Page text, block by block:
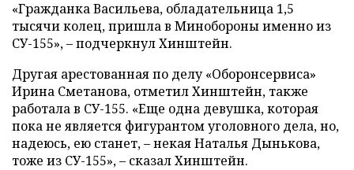
«Гражданка Васильева, обладательница 1,5
тысячи колец, пришла в Минобороны именно из
СУ-155», – подчеркнул Хинштейн.
Другая арестованная по делу «Оборонсервиса»
Ирина Сметанова, отметил Хинштейн, также
работала в СУ-155. «Еще одна девушка, которая
пока не является фигурантом уголовного дела, но,
надеюсь, ею станет, – некая Наталья Дынькова,
тоже из СУ-155», – сказал Хинштейн.